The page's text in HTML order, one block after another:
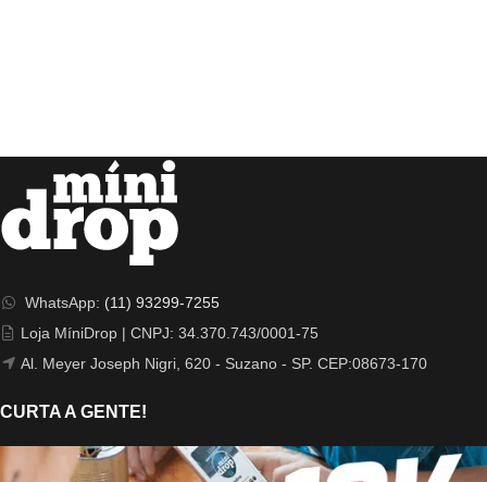
WhatsApp: (11) 93299-7255
Loja MíniDrop | CNPJ: 34.370.743/0001-75
Al. Meyer Joseph Nigri, 620 - Suzano - SP. CEP:08673-170
CURTA A GENTE!